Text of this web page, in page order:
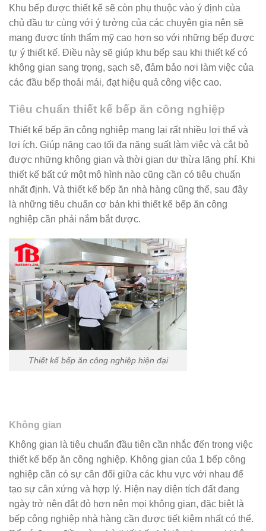
Khu bếp được thiết kế sẽ còn phụ thuộc vào ý định của
chủ đầu tư cùng với ý tưởng của các chuyên gia nên sẽ
mang được tính thẩm mỹ cao hơn so với những bếp được
tự ý thiết kế. Điều này sẽ giúp khu bếp sau khi thiết kế có
không gian sang trọng, sạch sẽ, đảm bảo nơi làm việc của
các đầu bếp thoải mái, đạt hiệu quả công việc cao.
Tiêu chuẩn thiết kế bếp ăn công nghiệp
Thiết kế bếp ăn công nghiệp mang lại rất nhiều lợi thế và
lợi ích. Giúp năng cao tối đa năng suất làm việc và cắt bỏ
được những không gian và thời gian dư thừa lãng phí. Khi
thiết kế bất cứ một mô hình nào cũng cần có tiêu chuẩn
nhất định. Và thiết kế bếp ăn nhà hàng cũng thế, sau đây
là những tiêu chuẩn cơ bản khi thiết kế bếp ăn công
nghiệp cần phải nắm bắt được.
Thiết kế bếp ăn công nghiệp hiện đại
Không gian
Không gian là tiêu chuẩn đầu tiên cần nhắc đến trong việc
thiết kế bếp ăn công nghiệp. Không gian của 1 bếp công
nghiệp cần có sự cân đối giữa các khu vực với nhau để
tạo sự cân xứng và hợp lý. Hiện nay diện tích đất đang
ngày trở nên đắt đỏ hơn nên mọi không gian, đặc biệt là
bếp công nghiệp nhà hàng cần được tiết kiệm nhất có thể.